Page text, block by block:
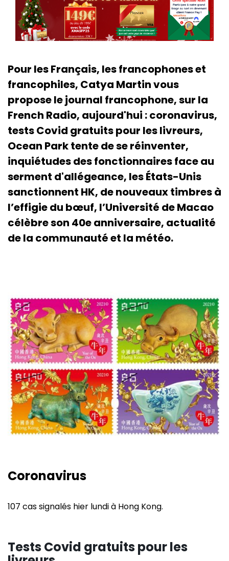
Pour les Français, les francophones et
francophiles, Catya Martin vous
propose le journal francophone, sur la
French Radio, aujourd'hui : coronavirus,
tests Covid gratuits pour les livreurs,
Ocean Park tente de se réinventer,
inquiétudes des fonctionnaires face au
serment d'allégeance, les États-Unis
sanctionnent HK, de nouveaux timbres à
l’effigie du bœuf, l’Université de Macao
célèbre son 40e anniversaire, actualité
de la communauté et la météo.
Coronavirus
107 cas signalés hier lundi à Hong Kong.
Tests Covid gratuits pour les